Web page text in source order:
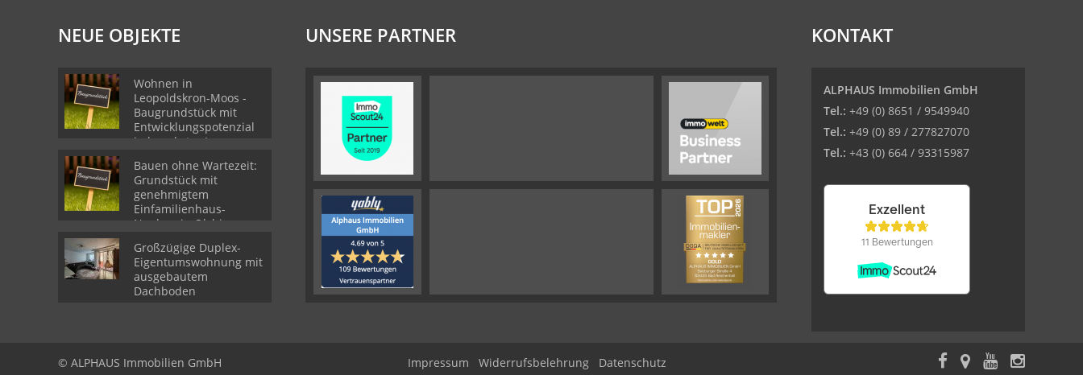
NEUE OBJEKTE
Wohnen in
Leopoldskron-Moos -
Baugrundstück mit
Entwicklungspotenzial
in begehrter Lage
Bauen ohne Wartezeit:
Grundstück mit
genehmigtem
Einfamilienhaus-
Neubau in Olching
Großzügige Duplex-
Eigentumswohnung mit
ausgebautem
Dachboden
UNSERE PARTNER KONTAKT
ALPHAUS Immobilien GmbH
Tel.: +49 (0) 8651 / 9549940
Tel.: +49 (0) 89 / 277827070
Tel.: +43 (0) 664 / 93315987
© ALPHAUS Immobilien GmbH Impressum Widerrufsbelehrung Datenschutz